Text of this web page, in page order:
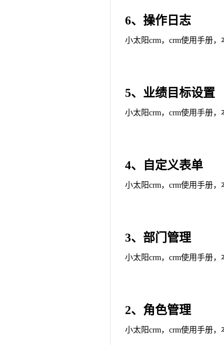
6、操作日志
小太阳crm，crm使用手册
5、业绩目标设置
小太阳crm，crm使用手册
4、自定义表单
小太阳crm，crm使用手册
3、部门管理
小太阳crm，crm使用手册
2、角色管理
小太阳crm，crm使用手册